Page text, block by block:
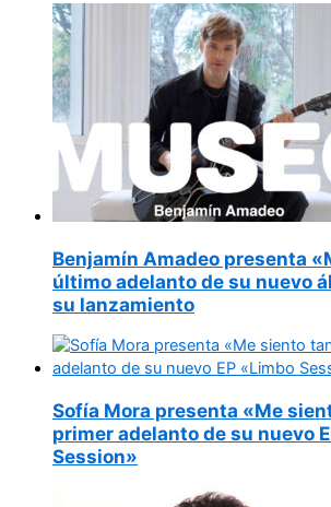
Benjamín Amadeo presenta
último adelanto de su nuevo
su lanzamiento
Sofía Mora presenta «Me
primer adelanto de su nuevo
Session»